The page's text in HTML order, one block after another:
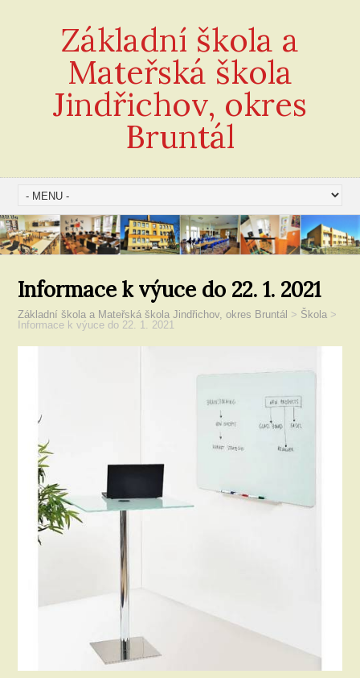
Základní škola a
Mateřská škola
Jindřichov, okres
Bruntál
Informace k výuce do 22. 1. 2021
Základní škola a Mateřská škola Jindřichov, okres Bruntál > Škola >
Informace k výuce do 22. 1. 2021